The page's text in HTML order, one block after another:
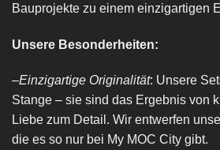
Bauprojekte zu einem einzigartigen
Unsere Besonderheiten:
–Einzigartige Originalität: Unsere
Stange – sie sind das Ergebnis von
Liebe zum Detail. Wir entwerfen
die es so nur bei My MOC City gibt.